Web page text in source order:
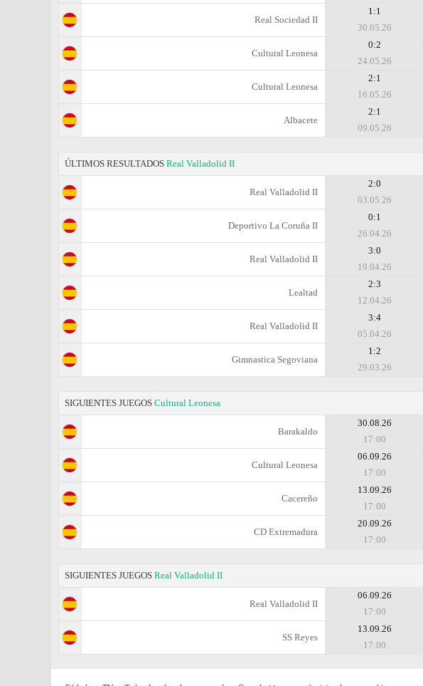
Real Sociedad II
1:1
30.05.26
Cultural Leonesa
0:2
24.05.26
Cultural Leonesa
2:1
16.05.26
Albacete
2:1
09.05.26
ÚLTIMOS RESULTADOS Real Valladolid II
Real Valladolid II
2:0
03.05.26
Deportivo La Coruña II
0:1
26.04.26
Real Valladolid II
3:0
19.04.26
Lealtad
2:3
12.04.26
Real Valladolid II
3:4
05.04.26
Gimnastica Segoviana
1:2
29.03.26
SIGUIENTES JUEGOS Cultural Leonesa
Barakaldo
30.08.26
17:00
Cultural Leonesa
06.09.26
17:00
Cacereño
13.09.26
17:00
CD Extremadura
20.09.26
17:00
SIGUIENTES JUEGOS Real Valladolid II
Real Valladolid II
06.09.26
17:00
SS Reyes
13.09.26
17:00